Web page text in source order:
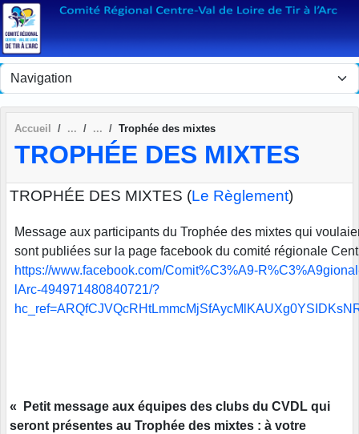
Accueil Trophée des mixtes
TROPHÉE DES MIXTES
TROPHÉE DES MIXTES (Le Règlement)
Message aux participants du Trophée des mixtes qui
sont publiées sur la page facebook du comité régionale
https://www.facebook.com/Comit%C3%A9-
lArc-494971480840721/?
« Petit message aux équipes des clubs du CVDL qui
seront présentes au Trophée des mixtes : à votre
Panneau de gestion des cookies